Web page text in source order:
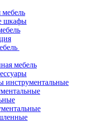
мебель
шкафы
мебель
инструментальные